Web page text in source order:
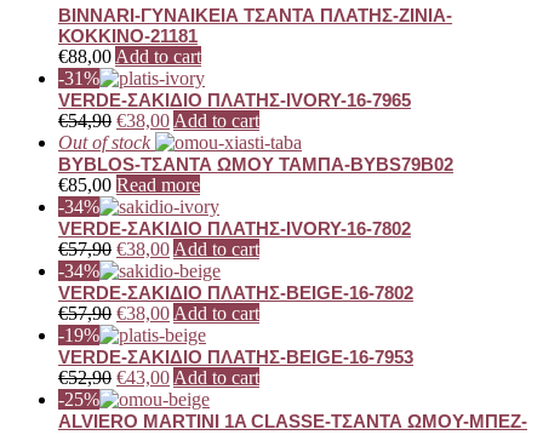
BINNARI-ΓΥΝΑΙΚΕΙΑ ΤΣΑΝΤΑ ΠΛΑΤΗΣ-ZINIA-
ΚΟΚΚΙΝΟ-21181
€88,00 Add to cart
-31%
VERDE-ΣΑΚΙΔΙΟ ΠΛΑΤΗΣ-IVORY-16-7965
€54,90 €38,00 Add to cart
Out of stock
BYBLOS-ΤΣΑΝΤΑ ΩΜΟΥ ΤΑΜΠΑ-BYBS79B02
€85,00 Read more
-34%
VERDE-ΣΑΚΙΔΙΟ ΠΛΑΤΗΣ-IVORY-16-7802
€57,90 €38,00 Add to cart
-34%
VERDE-ΣΑΚΙΔΙΟ ΠΛΑΤΗΣ-BEIGE-16-7802
€57,90 €38,00 Add to cart
-19%
VERDE-ΣΑΚΙΔΙΟ ΠΛΑΤΗΣ-BEIGE-16-7953
€52,90 €43,00 Add to cart
-25%
ALVIERO MARTINI 1A CLASSE-ΤΣΑΝΤΑ ΩΜΟΥ-ΜΠΕΖ-